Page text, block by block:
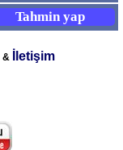
& İletişim